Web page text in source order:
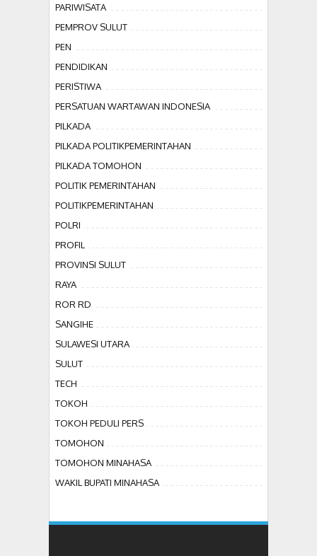
PARIWISATA
PEMPROV SULUT
PEN
PENDIDIKAN
PERISTIWA
PERSATUAN WARTAWAN INDONESIA
PILKADA
PILKADA POLITIKPEMERINTAHAN
PILKADA TOMOHON
POLITIK PEMERINTAHAN
POLITIKPEMERINTAHAN
POLRI
PROFIL
PROVINSI SULUT
RAYA
ROR RD
SANGIHE
SULAWESI UTARA
SULUT
TECH
TOKOH
TOKOH PEDULI PERS
TOMOHON
TOMOHON MINAHASA
WAKIL BUPATI MINAHASA